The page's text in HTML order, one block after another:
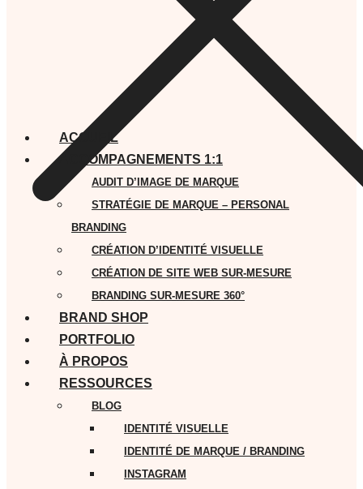
ACCUEIL
ACCOMPAGNEMENTS 1:1
AUDIT D’IMAGE DE MARQUE
STRATÉGIE DE MARQUE – PERSONAL
BRANDING
CRÉATION D’IDENTITÉ VISUELLE
CRÉATION DE SITE WEB SUR-MESURE
BRANDING SUR-MESURE 360°
BRAND SHOP
PORTFOLIO
À PROPOS
RESSOURCES
BLOG
IDENTITÉ VISUELLE
IDENTITÉ DE MARQUE / BRANDING
INSTAGRAM